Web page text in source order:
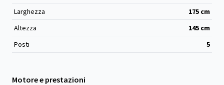
Larghezza
175 cm
Altezza
145 cm
Posti
5
Motore e prestazioni